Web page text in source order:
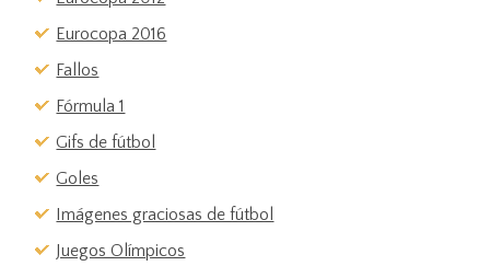
Eurocopa 2016
Fallos
Fórmula 1
Gifs de fútbol
Goles
Imágenes graciosas de fútbol
Juegos Olímpicos